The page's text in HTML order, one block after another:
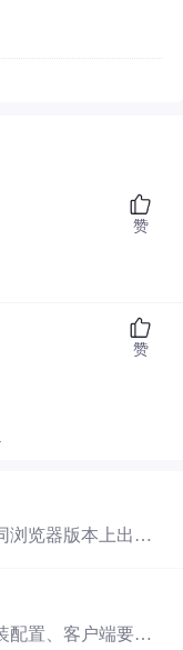
赞
赞
浏览器版本上出现
配置、客户端要